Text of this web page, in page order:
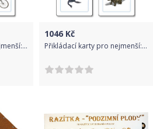
Přikládací karty pro nejmenší: Přeprava
1046 Kč
Přikládací karty pro nejmenší: Dinosauři